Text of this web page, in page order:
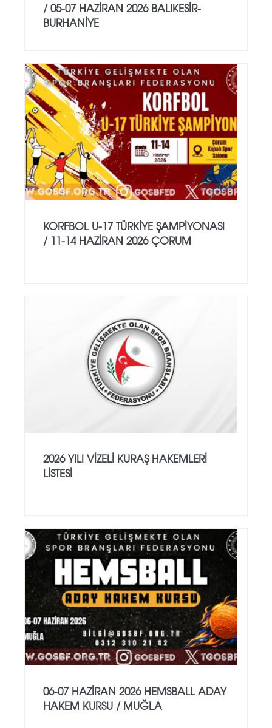
/ 05-07 HAZİRAN 2026 BALIKESİR-
BURHANİYE
KORFBOL U-17 TÜRKİYE ŞAMPİYONASI
/ 11-14 HAZİRAN 2026 ÇORUM
2026 YILI VİZELİ KURAŞ HAKEMLERİ
LİSTESİ
06-07 HAZİRAN 2026 HEMSBALL ADAY
HAKEM KURSU / MUĞLA